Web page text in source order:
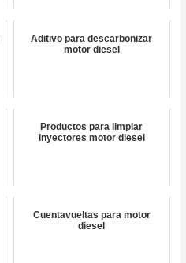
Aditivo para descarbonizar
motor diesel
Productos para limpiar
inyectores motor diesel
Cuentavueltas para motor
diesel